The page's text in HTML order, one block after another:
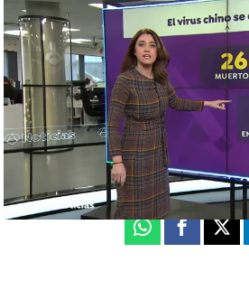
Ciudades fantasma en China y psicosis
por el
Susana Román
Actualizado: 24 de enero de
Publicado:24 de enero de
Whatsapp
Facebook
X